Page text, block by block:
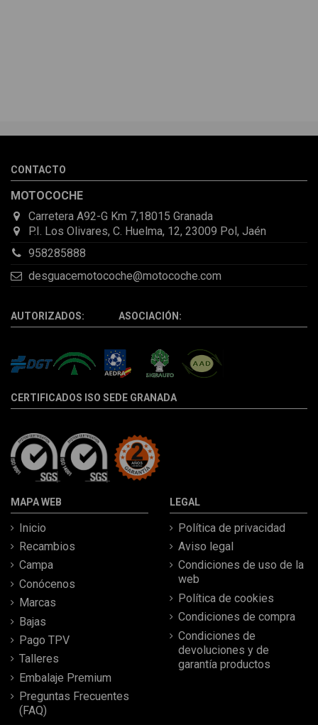
CONTACTO
MOTOCOCHE
Carretera A92-G Km 7,18015 Granada
P.I. Los Olivares, C. Huelma, 12, 23009 Pol, Jaén
958285888
desguacemotocoche@motocoche.com
AUTORIZADOS: ASOCIACIÓN:
CERTIFICADOS ISO SEDE GRANADA
MAPA WEB
Inicio
Recambios
Campa
Conócenos
Marcas
Bajas
Pago TPV
Talleres
Embalaje Premium
Preguntas Frecuentes
(FAQ)
LEGAL
Política de privacidad
Aviso legal
Condiciones de uso de la
web
Política de cookies
Condiciones de compra
Condiciones de
devoluciones y de
garantía productos